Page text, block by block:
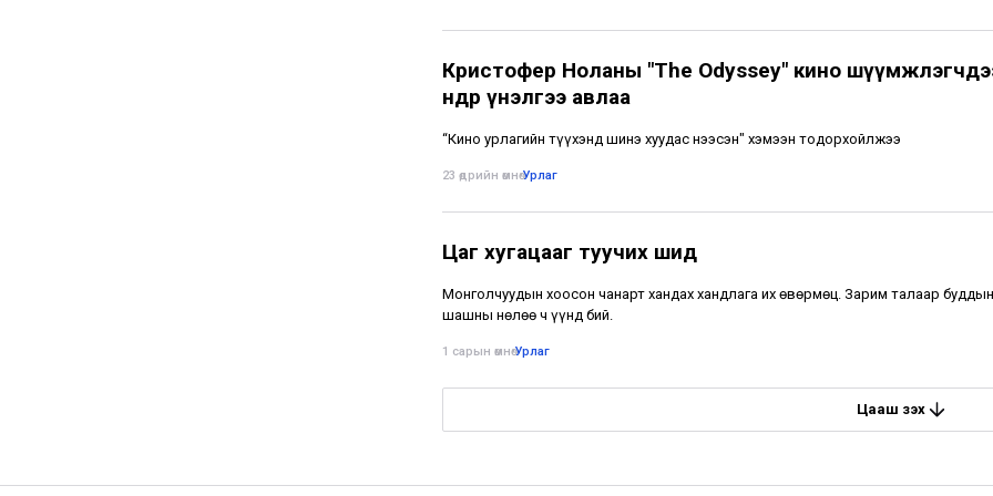
Кристофер Ноланы "The Odyssey" кино
өндөр үнэлгээ авлаа
“Кино урлагийн түүхэнд шинэ хуудас нээсэн" хэмээн тодорхойлжээ
23 өдрийн өмнө•Урлаг
Цаг хугацааг туучих шид
Монголчуудын хоосон чанарт хандах хандлага их өвөрмөц. Зарим талаар
шашны нөлөө ч үүнд бий.
1 сарын өмнө•Урлаг
Цааш үзэх